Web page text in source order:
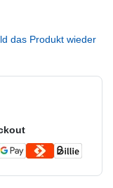
das Produkt wieder